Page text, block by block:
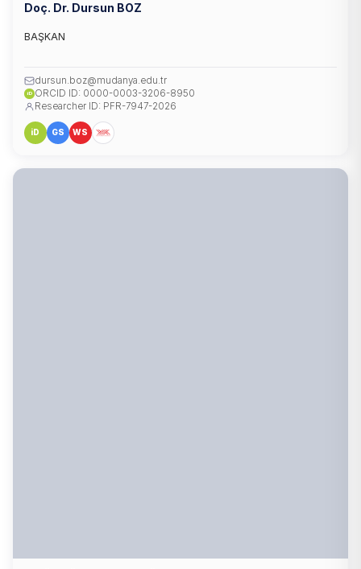
Doç. Dr. Dursun BOZ
BAŞKAN
dursun.boz@mudanya.edu.tr
iD ORCID ID: 0000-0003-3206-8950
Researcher ID: PFR-7947-2026
iD GS WS